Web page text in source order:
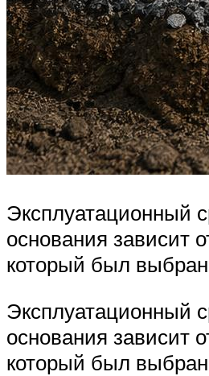
Эксплуатационный
основания зависит
который был
Эксплуатационный
основания зависит
который был